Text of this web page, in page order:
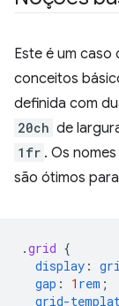
Este é um caso
conceitos
definida com
20ch de
1fr . Os
são ótimos
.grid {
display :
gap : 1 rem ;
grid-